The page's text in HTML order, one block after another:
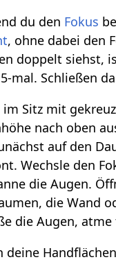
du den Fokus
, ohne dabei den
doppelt siehst,
mal. Schließen
im Sitz mit
nach oben
auf den
Wechsle den
die Augen.
die Wand
die Augen,
deine